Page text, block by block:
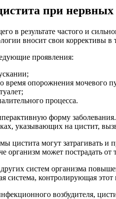
при
в результате частого и
вносит свои коррективы в
проявления:
время опорожнения мочевого
процесса.
форму
указывающих на цистит,
цистита могут затрагивать и
организм может пострадать
других систем организма
система, контролирующая
возбудителя,